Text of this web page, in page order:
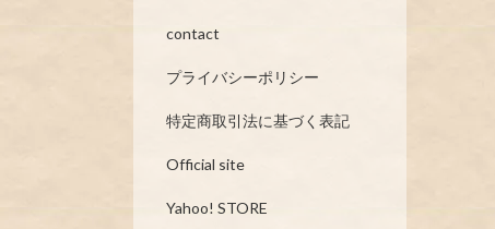
contact
プライバシーポリシー
特定商取引法に基づく表記
Official site
Yahoo! STORE